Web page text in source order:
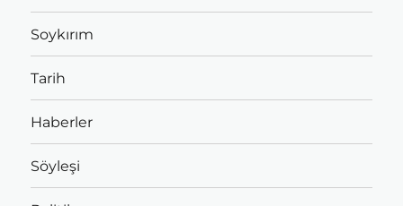
Soykırım
Tarih
Haberler
Söyleşi